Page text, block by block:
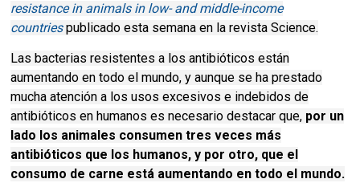
resistance in animals in low- and middle-income
countries publicado esta semana en la revista Science.
Las bacterias resistentes a los antibióticos están
aumentando en todo el mundo, y aunque se ha prestado
mucha atención a los usos excesivos e indebidos de
antibióticos en humanos es necesario destacar que, por un
lado los animales consumen tres veces más
antibióticos que los humanos, y por otro, que el
consumo de carne está aumentando en todo el mundo.